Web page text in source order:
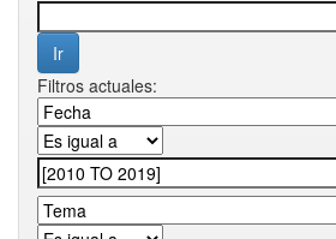
Filtros actuales: